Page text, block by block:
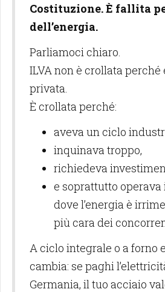
Costituzione. È fallita
dell’energia.
Parliamoci chiaro.
ILVA non è crollata perché
privata.
È crollata perché:
aveva un ciclo
inquinava troppo,
richiedeva
e soprattutto operava
dove l’energia è
più cara dei
A ciclo integrale o a forno
cambia: se paghi
Germania, il tuo acciaio